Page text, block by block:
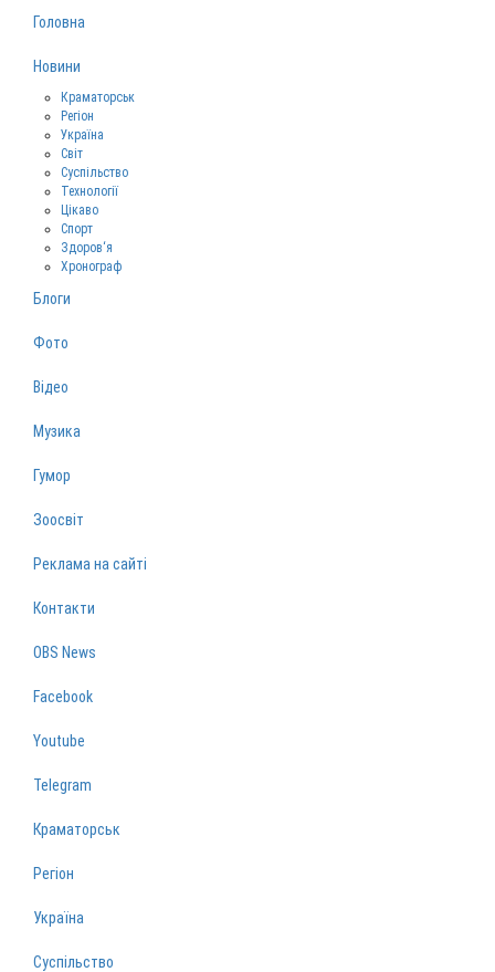
Головна
Новини
Краматорськ
Регіон
Україна
Світ
Суспільство
Технології
Цікаво
Спорт
Здоров‘я
Хронограф
Блоги
Фото
Відео
Музика
Гумор
Зоосвіт
Реклама на сайті
Контакти
OBS News
Facebook
Youtube
Telegram
Краматорськ
Регіон
Україна
Суспільство